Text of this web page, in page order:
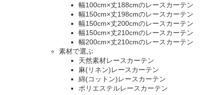
幅100cm×丈188cmのレースカーテン
幅150cm×丈198cmのレースカーテン
幅150cm×丈200cmのレースカーテン
幅150cm×丈210cmのレースカーテン
幅200cm×丈210cmのレースカーテン
素材で選ぶ
天然素材レースカーテン
麻(リネン)レースカーテン
綿(コットン)レースカーテン
ポリエステルレースカーテン